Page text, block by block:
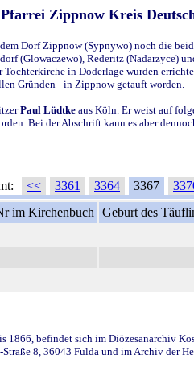
Zippnow Kreis
Dorf Zippnow (Sypnywo) noch die
(Glowaczewo), Rederitz (Nadarzyce)
in Doderlage wurden
Gründen - in Zippnow getauft worden.
Paul Lüdtke aus Köln. Er weist auf
Bei der Abschrift kann es aber
<< 3361 3364 3367
im Kirchenbuch Geburt des
1866, befindet sich im Diözesanarchiv
8, 36043 Fulda und im Archiv der